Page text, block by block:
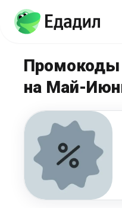
Промокоды
на Май-